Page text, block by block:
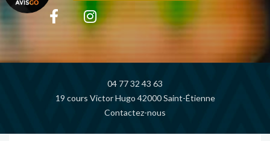
04 77 32 43 63
19 cours Victor Hugo 42000 Saint-Étienne
Contactez-nous